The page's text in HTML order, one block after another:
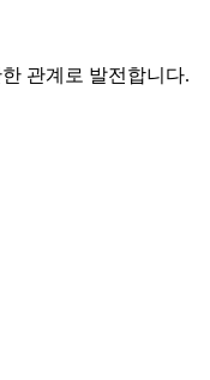
관계로 발전합니다.